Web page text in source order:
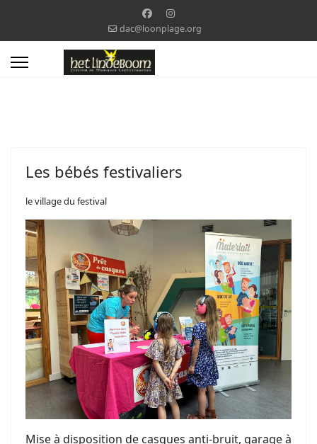
dac@loonplage.org
Les bébés festivaliers
le village du festival
Mise à disposition de casques anti-bruit, garage à